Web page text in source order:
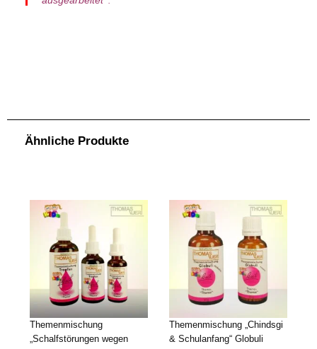
Ähnliche Produkte
Themenmischung
„Schalfstörungen wegen
Themenmischung „Chindsgi
& Schulanfang“ Globuli